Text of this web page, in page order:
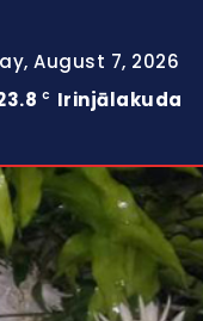
August 7, 2026
C Irinjālakuda